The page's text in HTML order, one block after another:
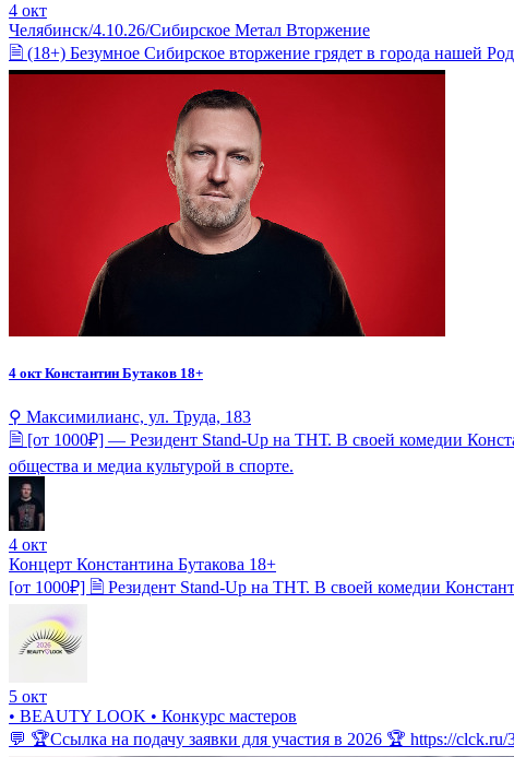
4 окт
Челябинск/4.10.26/Сибирское Метал Вторжение
🗎 (18+) Безумное Сибирское вторжение грядет в города нашей
4 окт Константин Бутаков 18+
⚲ Максимилианс, ул. Труда, 183
🗎 [от 1000₽] — Резидент Stand-Up на ТНТ. В своей комедии
общества и медиа культурой в спорте.
4 окт
Концерт Константина Бутакова 18+
[от 1000₽] 🗎 Резидент Stand-Up на ТНТ. В своей комедии
5 окт
• BEAUTY LOOK • Конкурс мастеров
💬 🏆Ссылка на подачу заявки для участия в 2026 🏆 https://